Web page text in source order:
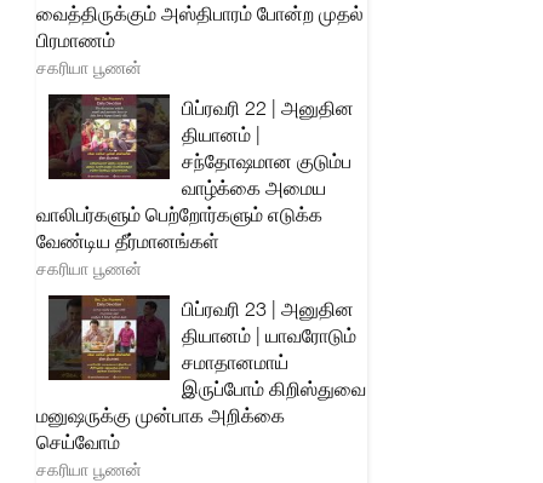
வைத்திருக்கும் அஸ்திபாரம் போன்ற முதல்
பிரமாணம்
சகரியா பூணன்
பிப்ரவரி 22 | அனுதின
தியானம் |
சந்தோஷமான குடும்ப
வாழ்க்கை அமைய
வாலிபர்களும் பெற்றோர்களும் எடுக்க
வேண்டிய தீர்மானங்கள்
சகரியா பூணன்
பிப்ரவரி 23 | அனுதின
தியானம் | யாவரோடும்
சமாதானமாய்
இருப்போம் கிறிஸ்துவை
மனுஷருக்கு முன்பாக அறிக்கை
செய்வோம்
சகரியா பூணன்